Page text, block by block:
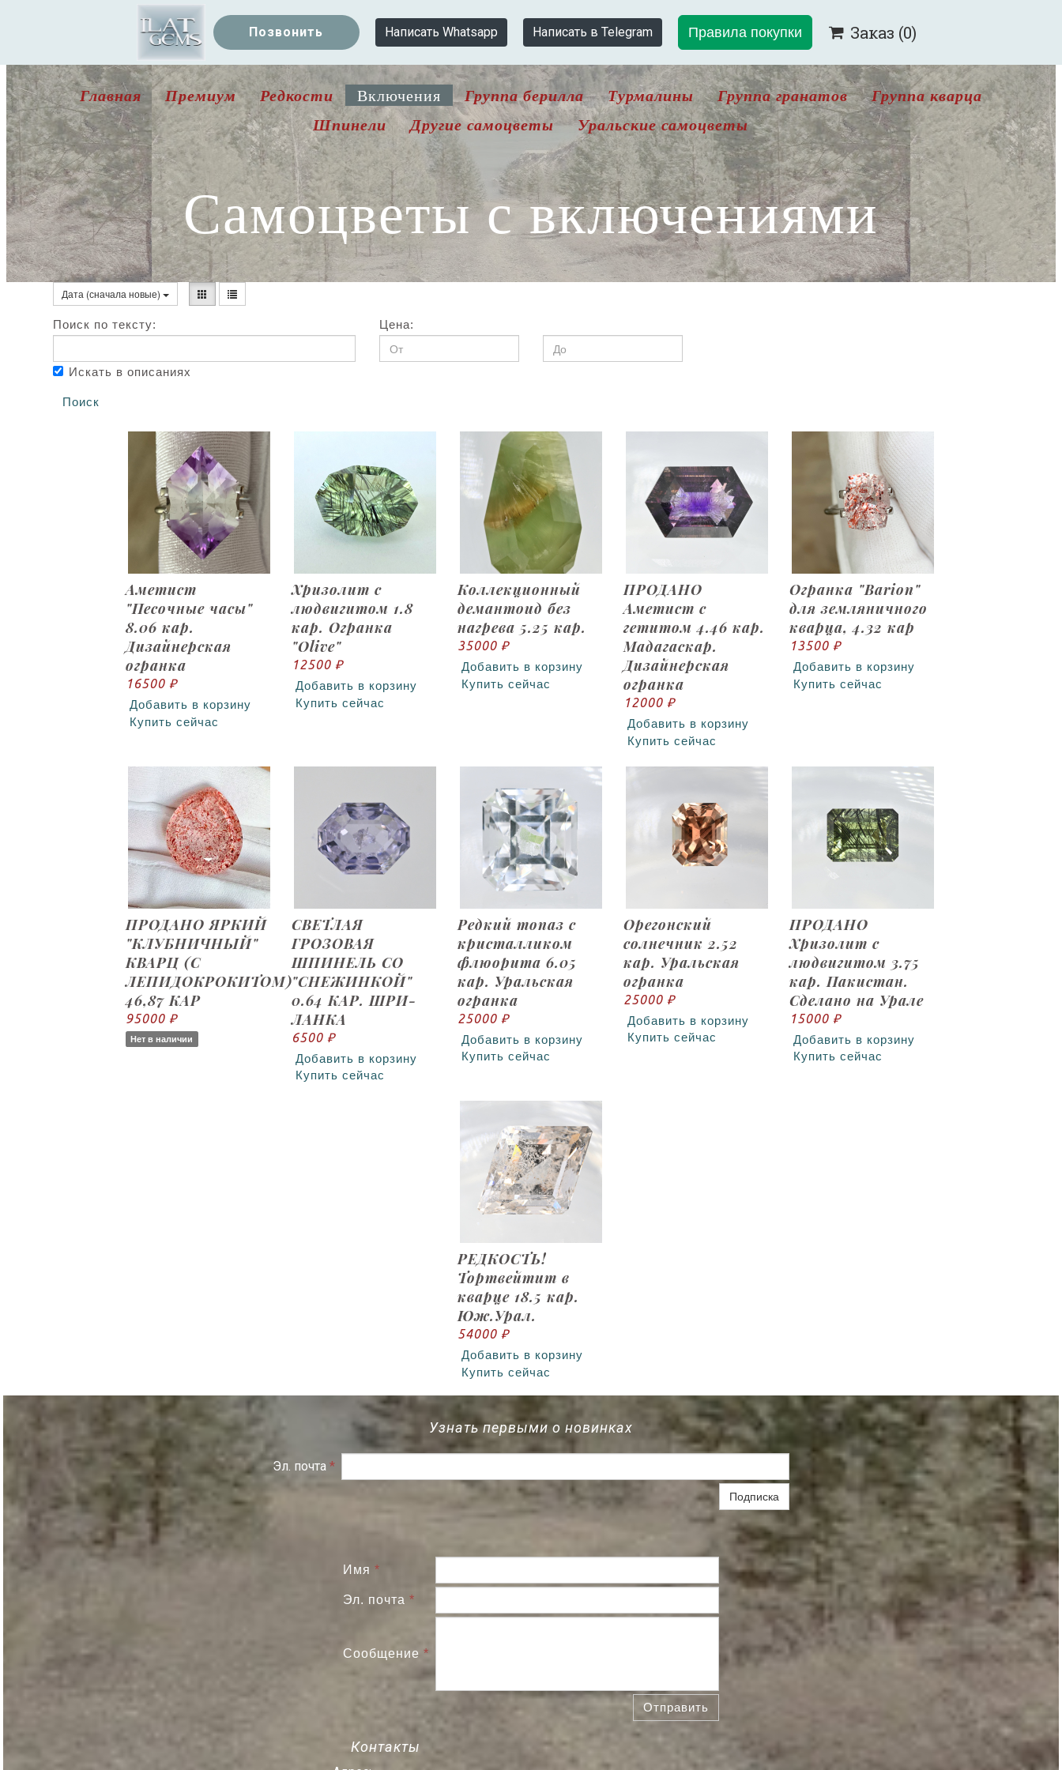
Позвонить Написать Whatsapp Написать в Telegram Правила покупки  Заказ (0)
Главная Премиум Редкости Включения Группа берилла Турмалины Группа гранатов
Группа кварца
Шпинели
Другие самоцветы Уральские самоцветы
Самоцветы с включениями
Дата (сначала новые)
Поиск по тексту:
Искать в описаниях
Цена:
Поиск
Аметист
"Песочные часы"
8.06 кар.
Дизайнерская
огранка
16500 ₽
Добавить в корзину
Купить сейчас
Хризолит с
людвигитом 1.8
кар. Огранка
"Olive"
12500 ₽
Добавить в корзину
Купить сейчас
Коллекционный
демантоид без
нагрева 5.25 кар.
35000 ₽
Добавить в корзину
Купить сейчас
ПРОДАНО
Аметист с
гетитом 4.46 кар.
Мадагаскар.
Дизайнерская
огранка
12000 ₽
Добавить в корзину
Купить сейчас
Огранка "Barion"
для земляничного
кварца, 4.32 кар
13500 ₽
Добавить в корзину
Купить сейчас
ПРОДАНО ЯРКИЙ
"КЛУБНИЧНЫЙ"
КВАРЦ (С
ЛЕПИДОКРОКИТОМ)
46,87 КАР
95000 ₽
Нет в наличии
СВЕТЛАЯ
ГРОЗОВАЯ
ШПИНЕЛЬ СО
"СНЕЖИНКОЙ"
0.64 КАР. ШРИ-
ЛАНКА
6500 ₽
Добавить в корзину
Купить сейчас
Редкий топаз с
кристалликом
флюорита 6.05
кар. Уральская
огранка
25000 ₽
Добавить в корзину
Купить сейчас
Орегонский
солнечник 2.52
кар. Уральская
огранка
25000 ₽
Добавить в корзину
Купить сейчас
ПРОДАНО
Хризолит с
людвигитом 3.75
кар. Пакистан.
Сделано на Урале
15000 ₽
Добавить в корзину
Купить сейчас
РЕДКОСТЬ!
Тортвейтит в
кварце 18.5 кар.
Юж.Урал.
54000 ₽
Добавить в корзину
Купить сейчас
Узнать первыми о новинках
Эл. почта*
Подписка
Имя *
Эл. почта *
Сообщение *
Отправить
Контакты